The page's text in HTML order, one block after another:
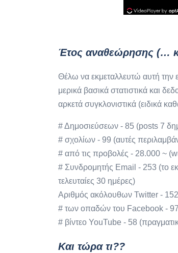
Έτος αναθεώρησης (…
Θέλω να εκμεταλλευτώ αυτή την
μερικά βασικά στατιστικά και
αρκετά συγκλονιστικά (ειδικά
# Δημοσιεύσεων - 85 (posts 7
# σχολίων - 99 (αυτές
# από ​​τις προβολές - 28.000 ~
# Συνδρομητής Email - 253 (το
τελευταίες 30 ημέρες)
Αριθμός ακόλουθων Twitter - 152
# των οπαδών του Facebook - 97
# βίντεο YouTube - 58
Και τώρα τι??